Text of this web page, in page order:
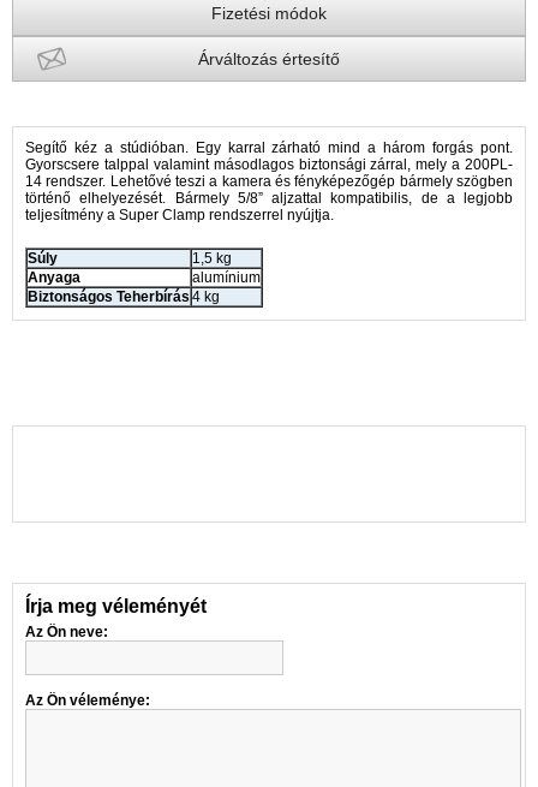
Fizetési módok
Árváltozás értesítő
Segítő kéz a stúdióban. Egy karral zárható mind a három forgás pont.
Gyorscsere talppal valamint másodlagos biztonsági zárral, mely a 200PL-
14 rendszer. Lehetővé teszi a kamera és fényképezőgép bármely szögben
történő elhelyezését. Bármely 5/8” aljzattal kompatibilis, de a legjobb
teljesítmény a Super Clamp rendszerrel nyújtja.
Súly
1,5 kg
Anyaga
alumínium
Biztonságos Teherbírás 4 kg
Írja meg véleményét
Az Ön neve:
Az Ön véleménye: